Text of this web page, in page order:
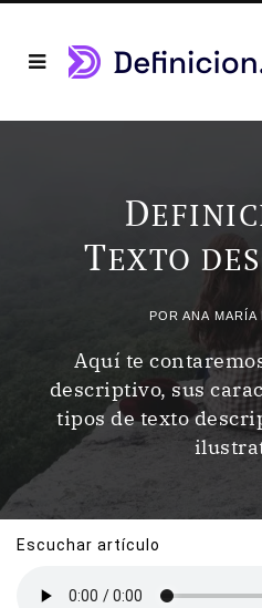
D
TEXTO
PORANA MARÍA
Aquí te
descriptivo, sus
tipos de texto
Escuchar artículo